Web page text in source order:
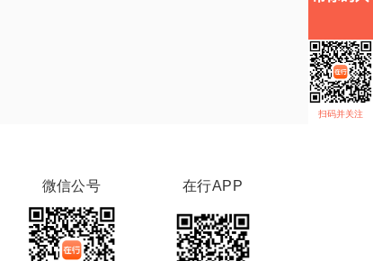
扫码并关注
微信公号 在行APP